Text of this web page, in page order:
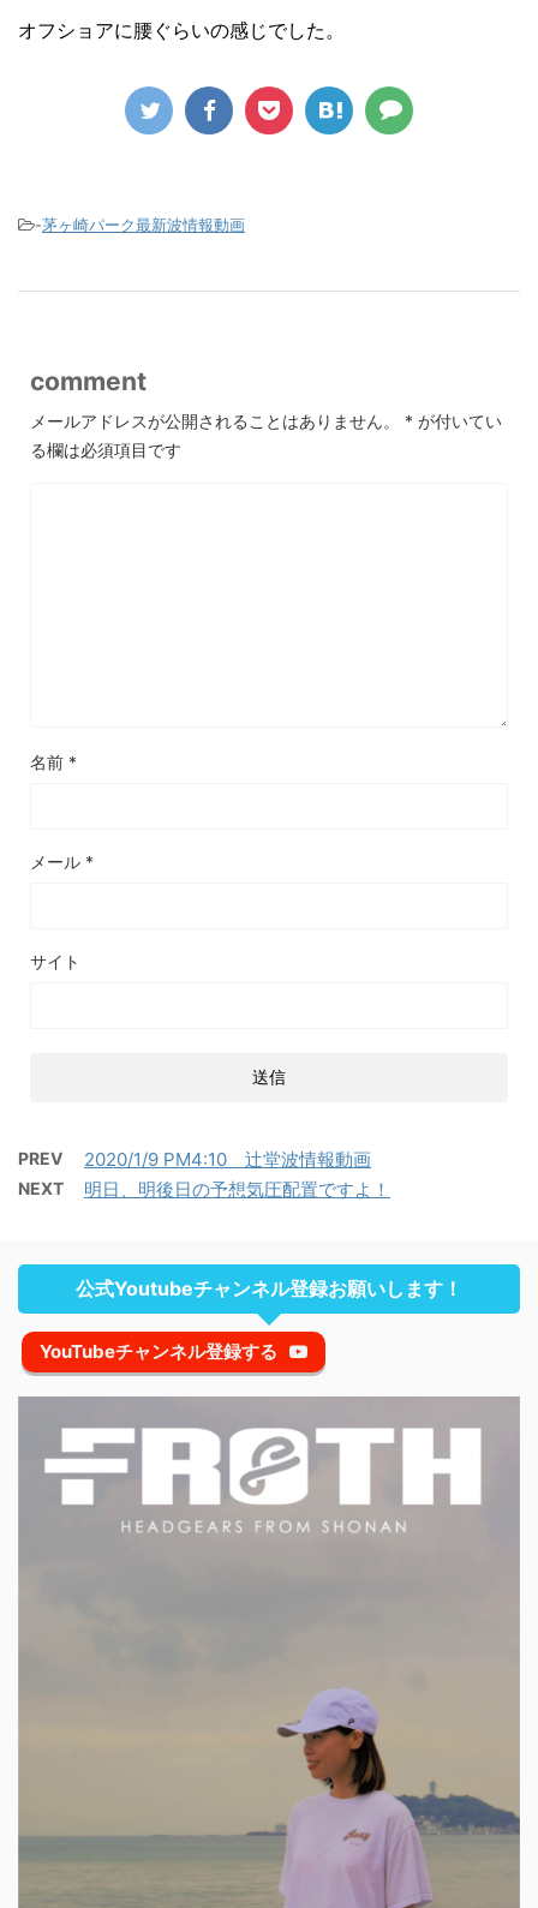
オフショアに腰ぐらいの感じでした。
-茅ヶ崎パーク最新波情報動画
comment
メールアドレスが公開されることはありません。 * が付いてい
る欄は必須項目です
名前 *
メール *
サイト
PREV 2020/1/9 PM4:10 辻堂波情報動画
NEXT 明日、明後日の予想気圧配置ですよ！
公式Youtubeチャンネル登録お願いします！
YouTubeチャンネル登録する